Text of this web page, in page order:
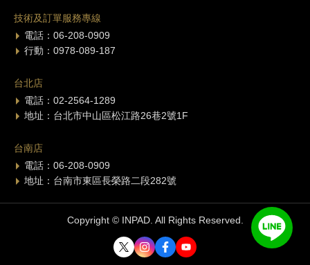
技術及訂單服務專線
電話：06-208-0909
行動：0978-089-187
台北店
電話：02-2564-1289
地址：台北市中山區松江路26巷2號1F
台南店
電話：06-208-0909
地址：台南市東區長榮路二段282號
Copyright © INPAD. All Rights Reserved.